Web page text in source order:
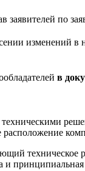
заявителей по
изменений в
в
техническое
и